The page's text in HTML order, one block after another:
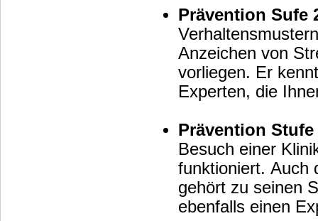
Prävention Sufe
Anzeichen von Stress, Erschöpfung, Depressionen und Burnout
vorliegen. Er
Experten, die
Prävention Stufe
Besuch einer
funktioniert. Auch das betriebliche
gehört zu seinen
ebenfalls einen